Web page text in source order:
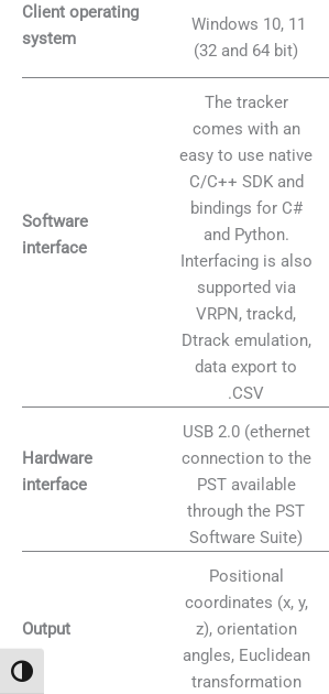
Umschalten auf hohe Kontraste
Client operating
system
Windows 10, 11
(32 and 64 bit)
Software
interface
The tracker
comes with an
easy to use native
C/C++ SDK and
bindings for C#
and Python.
Interfacing is also
supported via
VRPN, trackd,
Dtrack emulation,
data export to
.CSV
Hardware
interface
USB 2.0 (ethernet
connection to the
PST available
through the PST
Software Suite)
Output
Positional
coordinates (x, y,
z), orientation
angles, Euclidean
transformation